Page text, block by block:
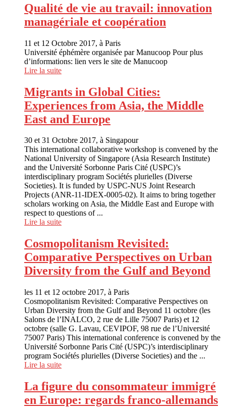
Qualité de vie au travail: innovation
managériale et coopération
11 et 12 Octobre 2017, à Paris
Université éphémère organisée par Manucoop Pour plus
d’informations: lien vers le site de Manucoop
Lire la suite
Migrants in Global Cities:
Experiences from Asia, the Middle
East and Europe
30 et 31 Octobre 2017, à Singapour
This international collaborative workshop is convened by the
National University of Singapore (Asia Research Institute)
and the Université Sorbonne Paris Cité (USPC)’s
interdisciplinary program Sociétés plurielles (Diverse
Societies). It is funded by USPC-NUS Joint Research
Projects (ANR-11-IDEX-0005-02). It aims to bring together
scholars working on Asia, the Middle East and Europe with
respect to questions of ...
Lire la suite
Cosmopolitanism Revisited:
Comparative Perspectives on Urban
Diversity from the Gulf and Beyond
les 11 et 12 octobre 2017, à Paris
Cosmopolitanism Revisited: Comparative Perspectives on
Urban Diversity from the Gulf and Beyond 11 octobre (les
Salons de l’INALCO, 2 rue de Lille 75007 Paris) et 12
octobre (salle G. Lavau, CEVIPOF, 98 rue de l’Université
75007 Paris) This international conference is convened by the
Université Sorbonne Paris Cité (USPC)’s interdisciplinary
program Sociétés plurielles (Diverse Societies) and the ...
Lire la suite
La figure du consommateur immigré
en Europe: regards franco-allemands